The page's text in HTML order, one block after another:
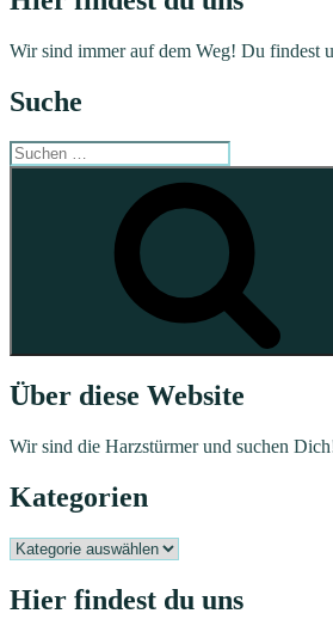
Wir sind immer auf dem Weg! Du findest
Suche
Suchen
nach:
Über diese Website
Wir sind die Harzstürmer und suchen
Kategorien
Kategorien
Hier findest du uns